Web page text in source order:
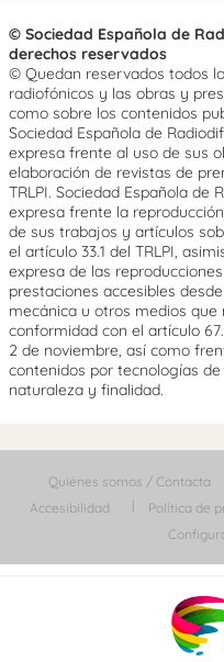
© Sociedad Española de
derechos reservados
© Quedan reservados todos
radiofónicos y las obras y
como sobre los contenidos
Sociedad Española de
expresa frente al uso de sus
elaboración de revistas de
TRLPI. Sociedad Española de
expresa frente la
de sus trabajos y artículos
el artículo 33.1 del TRLPI,
expresa de las
prestaciones accesibles
mecánica u otros medios
conformidad con el artículo
2 de noviembre, así como
contenidos por tecnologías
naturaleza y finalidad.
Quiénes somos / Contacta
Accesibilidad
Política de